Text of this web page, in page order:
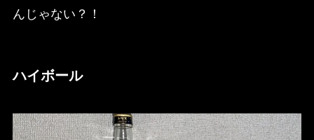
んじゃない？！
ハイボール